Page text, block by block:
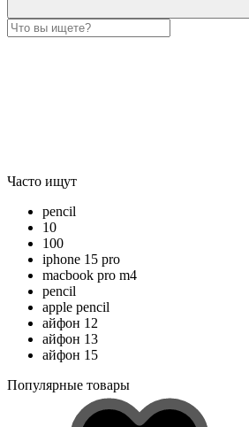
Часто ищут
pencil
10
100
iphone 15 pro
macbook pro m4
pencil
apple pencil
айфон 12
айфон 13
айфон 15
Популярные товары